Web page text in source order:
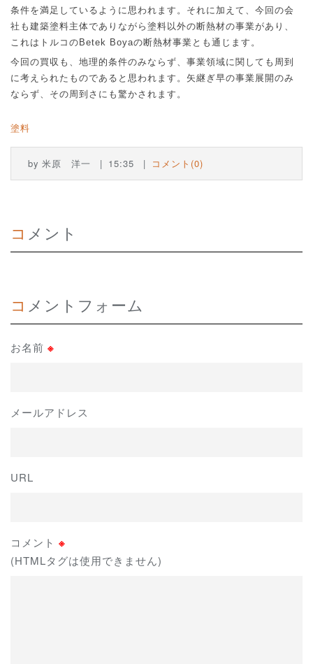
条件を満足しているように思われます。それに加えて、今回の会
社も建築塗料主体でありながら塗料以外の断熱材の事業があり、
これはトルコの Betek Boyaの断熱材事業とも通じます。
今回の買収も、地理的条件のみならず、事業領域に関しても周到
に考えられたものであると思われます。矢継ぎ早の事業展開のみ
ならず、その周到さにも驚かされます。
塗料
by 米原 洋一 15:35 コメント(0)
コメント
コメントフォーム
お名前 ※
メールアドレス
URL
コメント ※
(HTMLタグは使用できません)